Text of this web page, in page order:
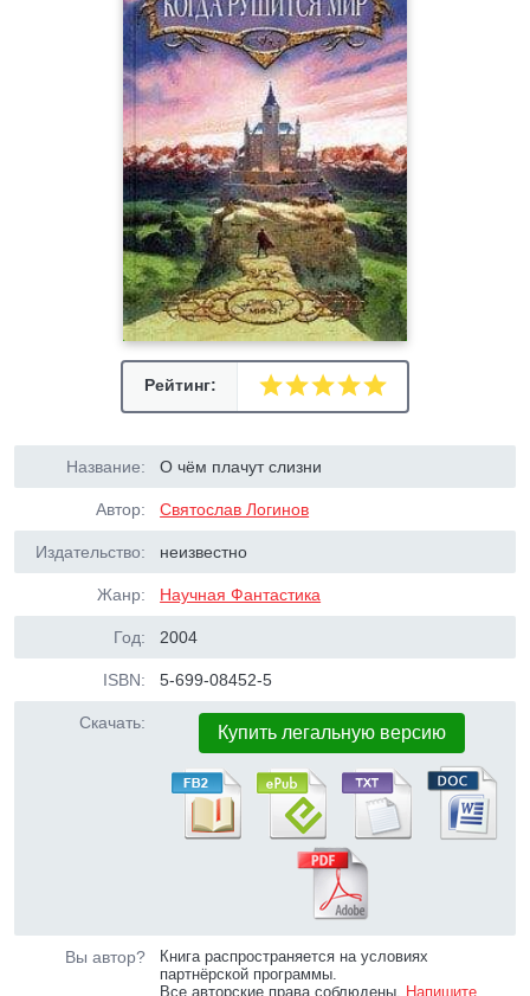
Рейтинг:
Название: О чём плачут слизни
Автор: Святослав Логинов
Издательство: неизвестно
Жанр: Научная Фантастика
Год: 2004
ISBN: 5-699-08452-5
Скачать: Купить легальную версию
Вы автор?
Книга распространяется на условиях
партнёрской программы.
Все авторские права соблюдены. Напишите